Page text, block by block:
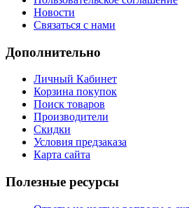
Новости
Связаться с нами
Дополнительно
Личный Кабинет
Корзина покупок
Поиск товаров
Производители
Скидки
Условия предзаказа
Карта сайта
Полезные ресурсы